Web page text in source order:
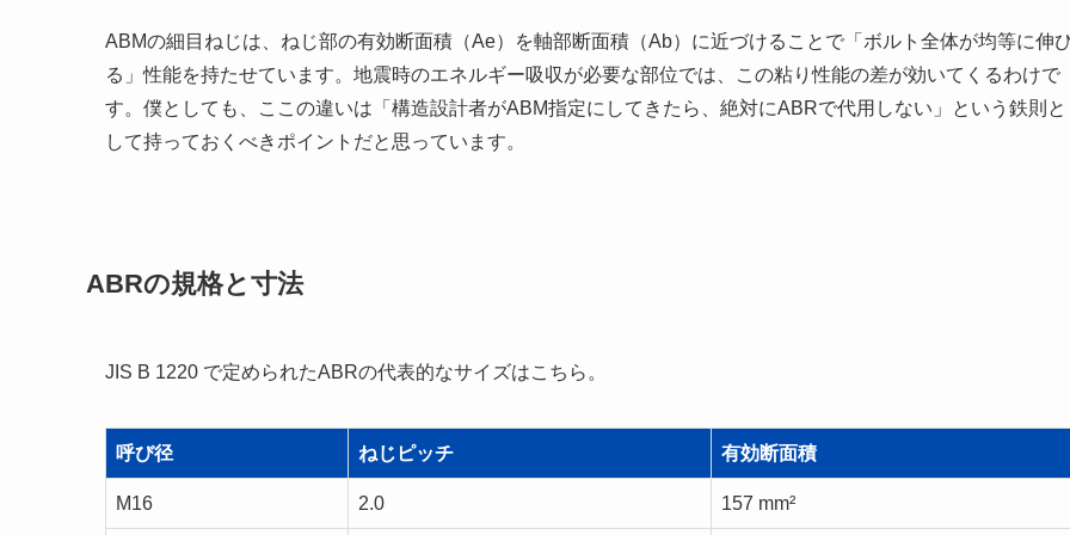
ABMの細目ねじは、ねじ部の有効断面積（Ae）を軸部断面積（Ab）に近づけることで「ボルト全体が均等に伸
る」性能を持たせています。地震時のエネルギー吸収が必要な部位では、この粘り性能の差が効いてくるわけで
す。僕としても、ここの違いは「構造設計者がABM指定にしてきたら、絶対にABRで代用しない」という鉄則と
して持っておくべきポイントだと思っています。
ABRの規格と寸法
JIS B 1220 で定められたABRの代表的なサイズはこちら。
呼び径 ねじピッチ 有効断面積
M16 2.0 157 mm²